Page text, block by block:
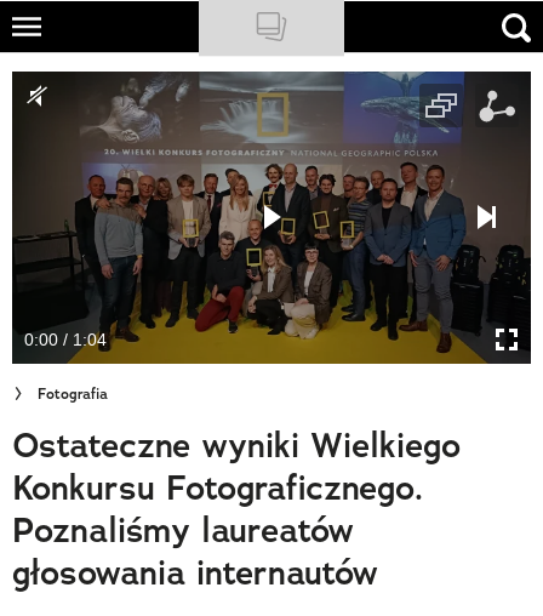
Skip
main
NATIONAL GEOGRAPHIC
TRAVELER
PODCASTY
Sklep
Newsletter
Cuda Polski
Wielki Konkurs Fotograficzny
Trendbook Podróżniczy
Polecane
0:00 / 1:04
Fotografia
Ostateczne wyniki Wielkiego
Konkursu Fotograficznego.
Poznaliśmy laureatów
głosowania internautów